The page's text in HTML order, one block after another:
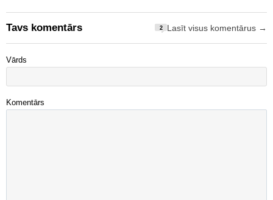
Tavs komentārs 2 Lasīt visus komentārus →
Vārds
Komentārs